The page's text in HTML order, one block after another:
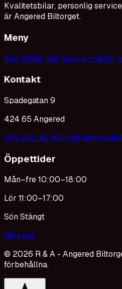
Kvalitetsbilar, personlig
är Angered Biltorget.
Meny
Köp bilSälj bilFinansieringOm
Kontakt
Spadegatan 9
424 65 Angered
031-330 42 40
Öppettider
Mån–fre 10:00–18:00
Lör 11:00–17:00
Sön Stängt
Ring oss
© 2026 R & A - Angered
förbehållna.